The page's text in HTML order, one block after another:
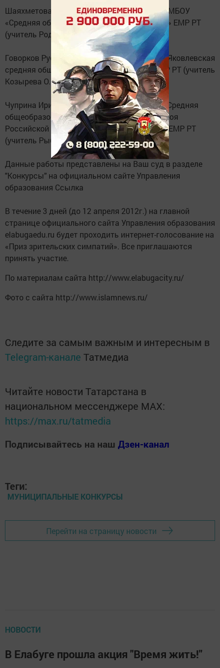
Шаяхметова Эльвина - ученица 10А класса МБОУ
«Средняя общеобразовательная школа №1» ЕМР РТ
(учитель Родионова А.П.);
Говорков Руслан - ученик 11 класса МБОУ «Яковлевская
средняя общеобразовательная школа» ЕМР РТ (учитель
Козырева О.В.);
Чуприна Ирина - ученица 9В класса МБОУ «Средняя
общеобразовательная школа №3 имени Героя
Российской Федерации А.Н.Епанешникова» ЕМР РТ
(учитель Рыбакова Е.А.).
Данные работы представлены на Ваш суд в разделе
"Конкурсы" на официальном сайте Управления
образования Ссылка
В течение 3 дней (до 12 апреля 2012г.) на главной
странице официального сайта Управления образования
elabugaedu.ru будет проходить интернет-голосование на
«Приз зрительских симпатий». Все приглашаются
принять участие.
По материалам сайта http://www.elabugacity.ru/
Фото с сайта http://www.islamnews.ru/
Следите за самым важным и интересным в
Telegram-канале Татмедиа
Читайте новости Татарстана в
национальном мессенджере MАХ:
https://max.ru/tatmedia
Подписывайтесь на наш Дзен-канал
Теги:
МУНИЦИПАЛЬНЫЕ КОНКУРСЫ
Перейти на страницу новости
НОВОСТИ
В Елабуге прошла акция "Время жить!"